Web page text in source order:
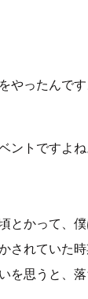
やったんで
ントですよね
とかって、
されていた
思うと、落